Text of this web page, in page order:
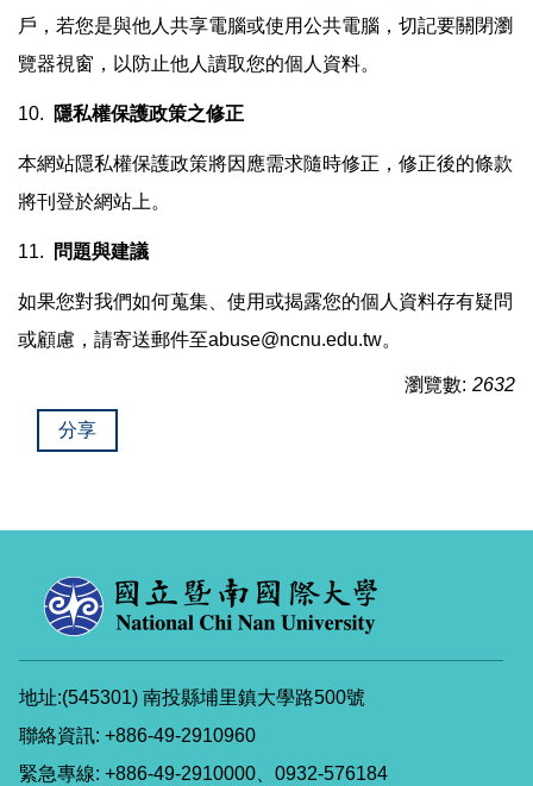
戶，若您是與他人共享電腦或使用公共電腦，切記要關閉瀏
覽器視窗，以防止他人讀取您的個人資料。
10. 隱私權保護政策之修正
本網站隱私權保護政策將因應需求隨時修正，修正後的條款
將刊登於網站上。
11. 問題與建議
如果您對我們如何蒐集、使用或揭露您的個人資料存有疑問
或顧慮，請寄送郵件至abuse@ncnu.edu.tw。
瀏覽數: 2632
分享
地址:(545301) 南投縣埔里鎮大學路500號
聯絡資訊: +886-49-2910960
緊急專線: +886-49-2910000、0932-576184